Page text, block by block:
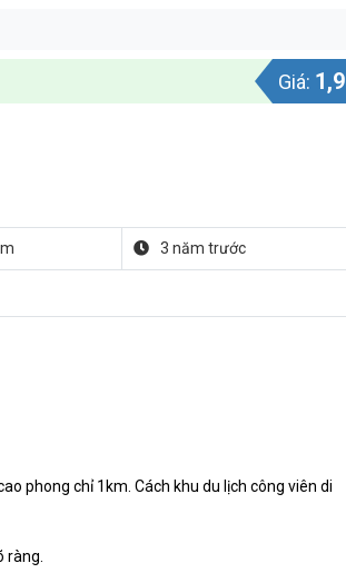
Giá: 1,9
3 năm trước
phong chỉ 1km. Cách khu du lịch công viên di
ràng.